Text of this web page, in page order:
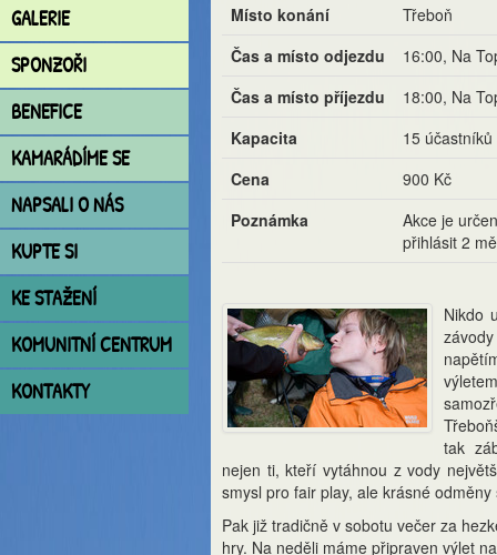
GALERIE
SPONZOŘI
BENEFICE
KAMARÁDÍME SE
NAPSALI O NÁS
KUPTE SI
KE STAŽENÍ
KOMUNITNÍ CENTRUM
KONTAKTY
Místo konání
Třeboň
Čas a místo odjezdu
16:00, Na
Čas a místo příjezdu
18:00, Na
Kapacita
15 účastníků
Cena
900 Kč
Poznámka
Akce je
přihlásit 2
Nikdo
tak
nejen ti, kteří vytáhnou z vody
smysl pro fair play, ale krásné
Pak již tradičně v sobotu večer za
hry. Na neděli máme připraven výlet